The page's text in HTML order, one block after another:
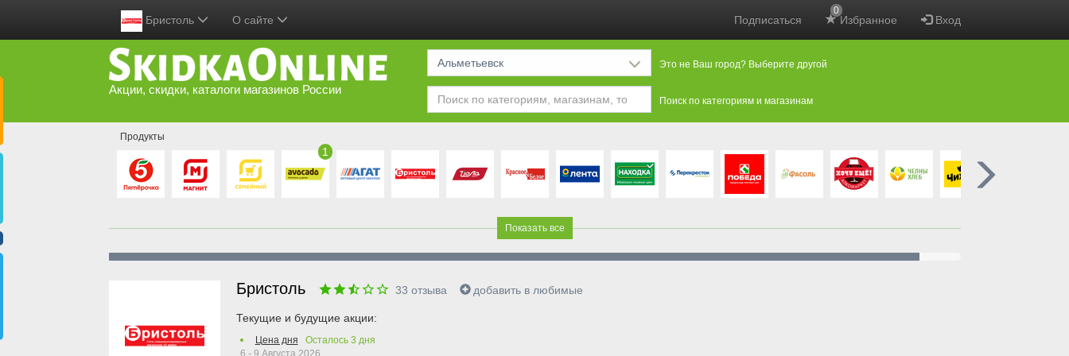
Подписаться Избранное
0
Вход
Бристоль О сайте
Акции, скидки, каталоги магазинов России
Альметьевск Это не Ваш город? Выберите другой
Поиск по категориям и магазинам
Продукты
1
Показать все
Бристоль 33 отзыва добавить в любимые
Текущие и будущие акции:
Цена дня Осталось 3 дня
6 - 9 Августа 2026